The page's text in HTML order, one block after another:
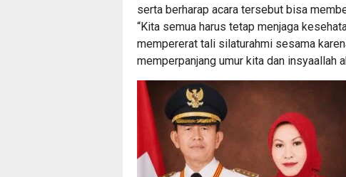
serta berharap acara tersebut bisa
“Kita semua harus tetap menjaga
mempererat tali silaturahmi sesama
memperpanjang umur kita dan insyaallah